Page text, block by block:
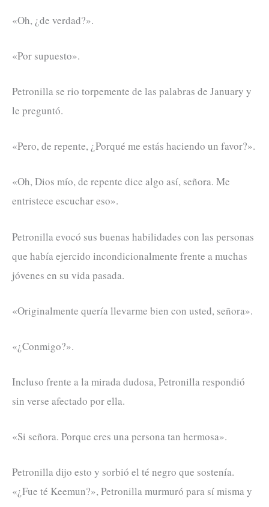
«Oh, ¿de verdad?».
«Por supuesto».
Petronilla se rio torpemente de las palabras de January y
le preguntó.
«Pero, de repente, ¿Porqué me estás haciendo un favor?».
«Oh, Dios mío, de repente dice algo así, señora. Me
entristece escuchar eso».
Petronilla evocó sus buenas habilidades con las personas
que había ejercido incondicionalmente frente a muchas
jóvenes en su vida pasada.
«Originalmente quería llevarme bien con usted, señora».
«¿Conmigo?».
Incluso frente a la mirada dudosa, Petronilla respondió
sin verse afectado por ella.
«Si señora. Porque eres una persona tan hermosa».
Petronilla dijo esto y sorbió el té negro que sostenía.
«¿Fue té Keemun?», Petronilla murmuró para sí misma y